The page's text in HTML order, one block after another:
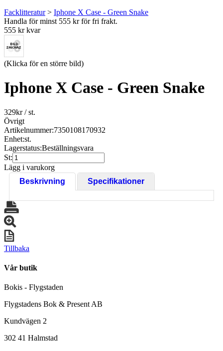
Facklitteratur> Iphone X Case - Green Snake
Handla för minst 555 kr för fri frakt.
555 kr kvar
(Klicka för en större bild)
Iphone X Case - Green Snake
329kr/ st.
Övrigt
Artikelnummer:7350108170932
Enhet:st.
Lagerstatus:Beställningsvara
St:
Lägg i varukorg
Beskrivning
Specifikationer
Tillbaka
Vår butik
Bokis - Flygstaden
Flygstadens Bok & Present AB
Kundvägen 2
302 41 Halmstad